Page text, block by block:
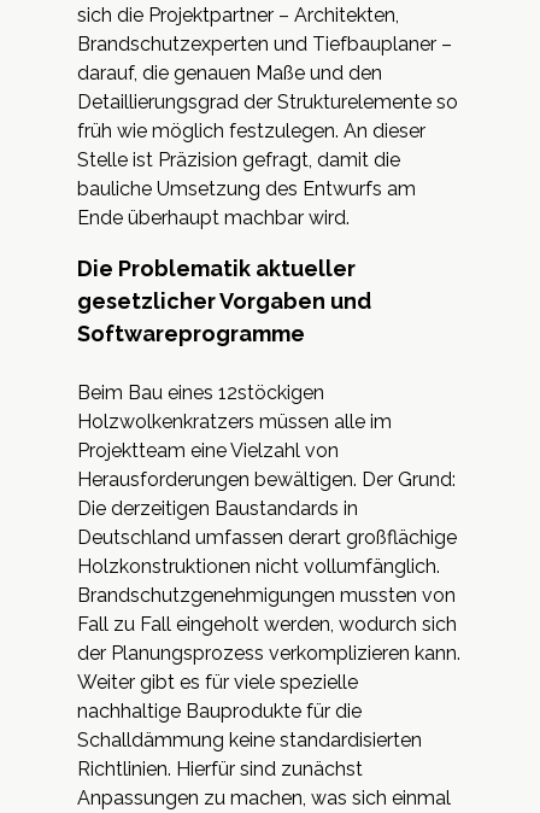
sich die Projektpartner – Architekten,
Brandschutzexperten und Tiefbauplaner –
darauf, die genauen Maße und den
Detaillierungsgrad der Strukturelemente so
früh wie möglich festzulegen. An dieser
Stelle ist Präzision gefragt, damit die
bauliche Umsetzung des Entwurfs am
Ende überhaupt machbar wird.
Die Problematik aktueller
gesetzlicher Vorgaben und
Softwareprogramme
Beim Bau eines 12stöckigen
Holzwolkenkratzers müssen alle im
Projektteam eine Vielzahl von
Herausforderungen bewältigen. Der Grund:
Die derzeitigen Baustandards in
Deutschland umfassen derart großflächige
Holzkonstruktionen nicht vollumfänglich.
Brandschutzgenehmigungen mussten von
Fall zu Fall eingeholt werden, wodurch sich
der Planungsprozess verkomplizieren kann.
Weiter gibt es für viele spezielle
nachhaltige Bauprodukte für die
Schalldämmung keine standardisierten
Richtlinien. Hierfür sind zunächst
Anpassungen zu machen, was sich einmal